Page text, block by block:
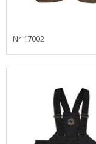
Nr 17002